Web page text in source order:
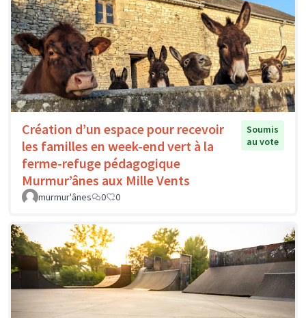
Création d’un espace pour recevoir
les familles en week-end vert à la
ferme-refuge pédagogique
Murmur’ânes aux Mille Vents
Soumis
au vote
murmur'ânes 0 0